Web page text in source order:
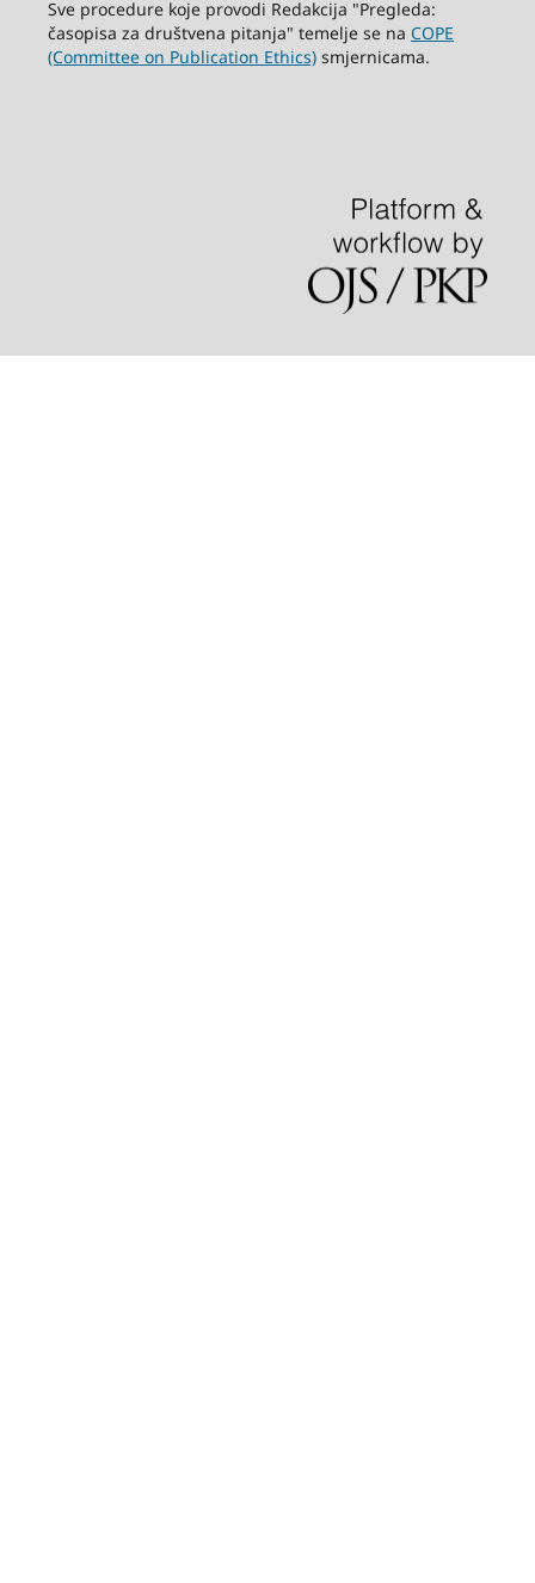
Sve procedure koje provodi Redakcija "Pregleda:
časopisa za društvena pitanja" temelje se na COPE
(Committee on Publication Ethics)smjernicama.